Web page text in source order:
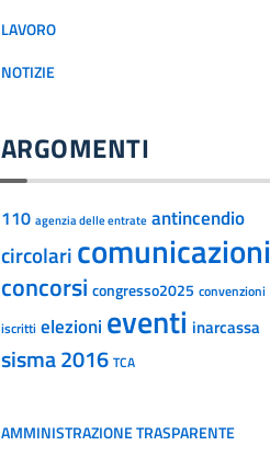
LAVORO
NOTIZIE
ARGOMENTI
110 agenzia delle entrate antincendio
circolari comunicazioni
concorsi congresso2025 convenzioni
iscritti elezioni eventi inarcassa
sisma 2016 TCA
AMMINISTRAZIONE TRASPARENTE